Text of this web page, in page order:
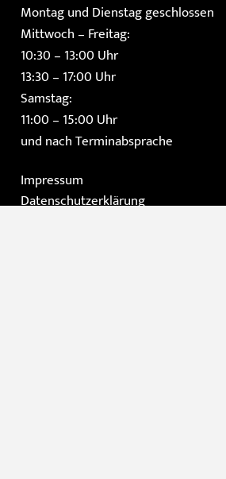
Montag und Dienstag geschlossen
Mittwoch – Freitag:
10:30 – 13:00 Uhr
13:30 – 17:00 Uhr
Samstag:
11:00 – 15:00 Uhr
und nach Terminabsprache
Impressum
Datenschutzerklärung